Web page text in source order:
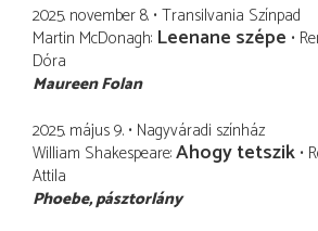
2025. november 8. Transilvania Színpad
Martin McDonagh Leenane szépe
Dóra
Maureen Folan
2025. május 9. Nagyváradi színház
William Shakespeare Ahogy tetszik
Attila
Phoebe pásztorlány